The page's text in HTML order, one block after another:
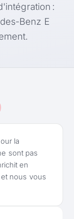
:
Benz E
la
sont pas
en
nous vous